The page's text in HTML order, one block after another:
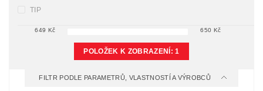
TIP
649 Kč 650 Kč
POLOŽEK K ZOBRAZENÍ:1
FILTR PODLE PARAMETRŮ, VLASTNOSTÍ A VÝROBCŮ